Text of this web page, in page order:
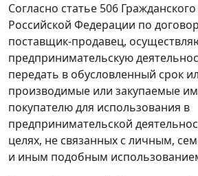
Согласно статье 506 Гражданского
Российской Федерации по
поставщик-продавец,
предпринимательскую
передать в обусловленный срок
производимые или закупаемые
покупателю для использования в
предпринимательской
целях, не связанных с личным,
и иным подобным